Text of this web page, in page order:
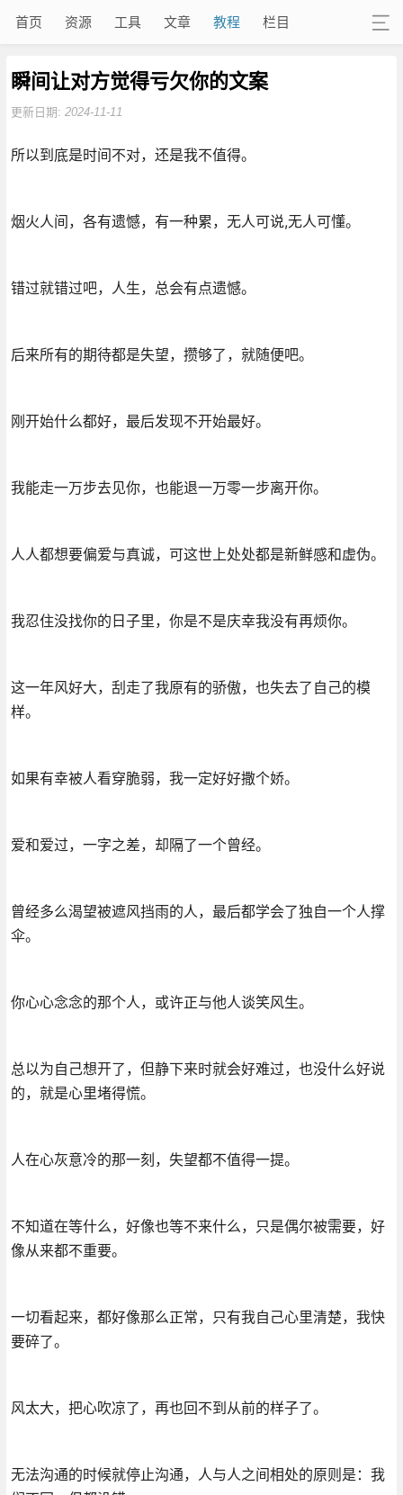
首页 资源 工具 文章 教程 栏目
瞬间让对方觉得亏欠你的文案
更新日期: 2024-11-11
所以到底是时间不对，还是我不值得。
烟火人间，各有遗憾，有一种累，无人可说,无人可懂。
错过就错过吧，人生，总会有点遗憾。
后来所有的期待都是失望，攒够了，就随便吧。
刚开始什么都好，最后发现不开始最好。
我能走一万步去见你，也能退一万零一步离开你。
人人都想要偏爱与真诚，可这世上处处都是新鲜感和虚伪。
我忍住没找你的日子里，你是不是庆幸我没有再烦你。
这一年风好大，刮走了我原有的骄傲，也失去了自己的模
样。
如果有幸被人看穿脆弱，我一定好好撒个娇。
爱和爱过，一字之差，却隔了一个曾经。
曾经多么渴望被遮风挡雨的人，最后都学会了独自一个人撑
伞。
你心心念念的那个人，或许正与他人谈笑风生。
总以为自己想开了，但静下来时就会好难过，也没什么好说
的，就是心里堵得慌。
人在心灰意冷的那一刻，失望都不值得一提。
不知道在等什么，好像也等不来什么，只是偶尔被需要，好
像从来都不重要。
一切看起来，都好像那么正常，只有我自己心里清楚，我快
要碎了。
风太大，把心吹凉了，再也回不到从前的样子了。
无法沟通的时候就停止沟通，人与人之间相处的原则是：我